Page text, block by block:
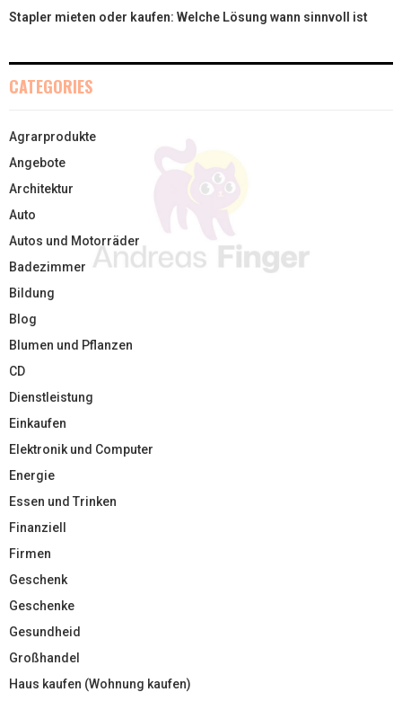
Stapler mieten oder kaufen: Welche Lösung wann sinnvoll ist
CATEGORIES
Agrarprodukte
Angebote
Architektur
Auto
Autos und Motorräder
Badezimmer
Bildung
Blog
Blumen und Pflanzen
CD
Dienstleistung
Einkaufen
Elektronik und Computer
Energie
Essen und Trinken
Finanziell
Firmen
Geschenk
Geschenke
Gesundheid
Großhandel
Haus kaufen (Wohnung kaufen)